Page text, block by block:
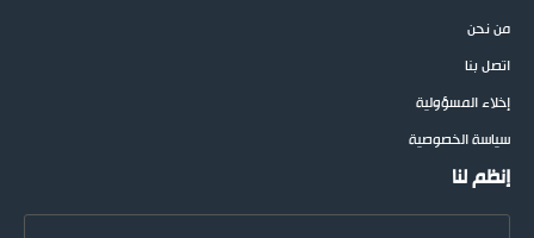
من نحن
اتصل بنا
إخلاء المسؤولية
سياسة الخصوصية
إنظم لنا